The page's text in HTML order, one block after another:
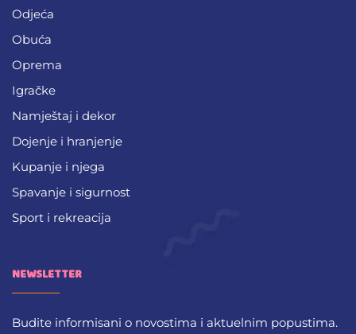
Odjeća
Obuća
Oprema
Igračke
Namještaj i dekor
Dojenje i hranjenje
Kupanje i njega
Spavanje i sigurnost
Sport i rekreacija
NEWSLETTER
Budite informisani o novostima i aktuelnim popustima.